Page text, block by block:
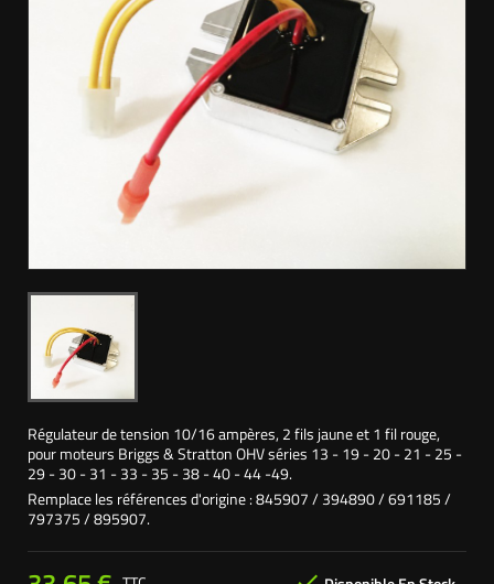
Régulateur de tension 10/16 ampères, 2 fils jaune et 1 fil rouge,
pour moteurs Briggs & Stratton OHV séries 13 - 19 - 20 - 21 - 25 -
29 - 30 - 31 - 33 - 35 - 38 - 40 - 44 -49.
Remplace les références d'origine : 845907 / 394890 / 691185 /
797375 / 895907.